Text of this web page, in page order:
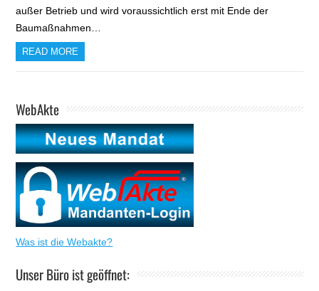
außer Betrieb und wird voraussichtlich erst mit Ende der
Baumaßnahmen…
READ MORE
WebAkte
Was ist die Webakte?
Unser Büro ist geöffnet: